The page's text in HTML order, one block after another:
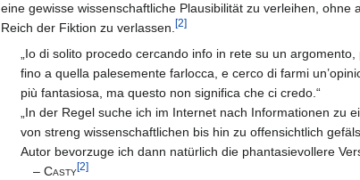
eine gewisse wissenschaftliche Plausibilität zu verleihen,
Reich der Fiktion zu verlassen.[2]
„Io di solito procedo cercando info in rete su un
fino a quella palesemente farlocca, e cerco di farmi
più fantasiosa, ma questo non significa che ci credo.“
„In der Regel suche ich im Internet nach Informationen zu
von streng wissenschaftlichen bis hin zu offensichtlich
Autor bevorzuge ich dann natürlich die phantasievollere
–Casty[2]